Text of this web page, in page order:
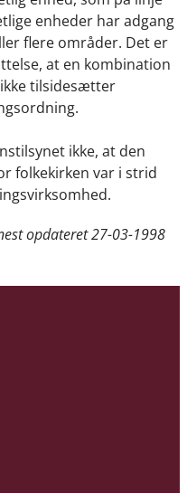
enheder har adgang
flere områder. Det er
at en kombination
tilsidesætter
ikke, at den
folkekirken var i strid
opdateret27-03-1998